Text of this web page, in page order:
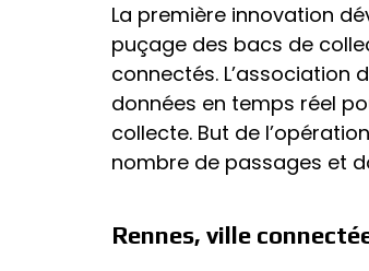
La première innovation
puçage des bacs de
connectés. L’association
données en temps réel
collecte. But de
nombre de passages et
Rennes, ville